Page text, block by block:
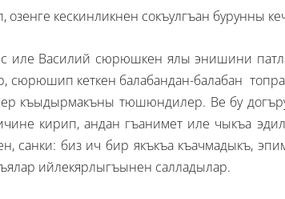
озенге кескинликнен сокъулгъан бурунны
иле Василий сюрюшкен ялы энишини
сюрюшип кеткен балабандан-балабан
къыдырмакъны тюшюндилер. Ве бу
кирип, андан гъанимет иле чыкъа
санки: биз ич бир якъкъа къачмадыкъ,
ийлекярлыгъынен салладылар.